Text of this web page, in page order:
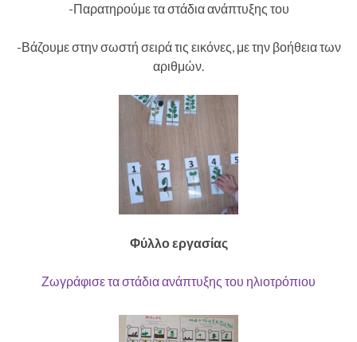
-Παρατηρούμε τα στάδια ανάπτυξης του
-Βάζουμε στην σωστή σειρά τις εικόνες, με την βοήθεια των
αριθμών.
Φύλλο εργασίας
Ζωγράφισε τα στάδια ανάπτυξης του ηλιοτρόπιου